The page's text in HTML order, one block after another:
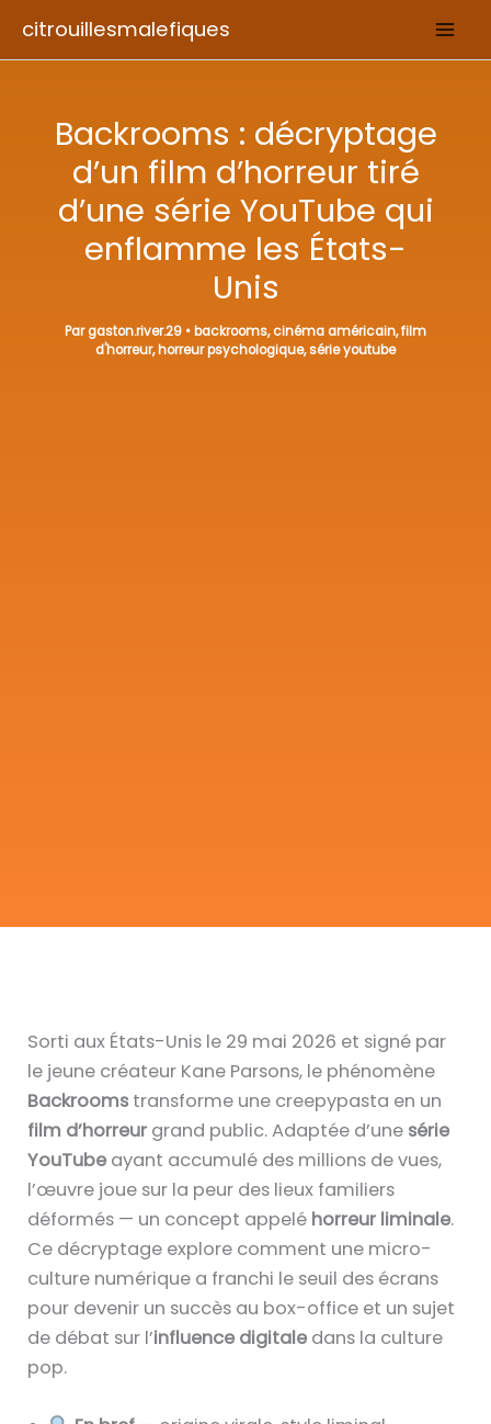
citrouillesmalefiques
Backrooms : décryptage
d’un film d’horreur tiré
d’une série YouTube qui
enflamme les États-
Unis
Pargaston.river.29 • backrooms,cinéma américain,film
d'horreur,horreur psychologique,série youtube
Sorti aux États-Unis le 29 mai 2026 et signé par
le jeune créateur Kane Parsons, le phénomène
Backrooms transforme une creepypasta en un
film d’horreur grand public. Adaptée d’une série
YouTube ayant accumulé des millions de vues,
l’œuvre joue sur la peur des lieux familiers
déformés — un concept appelé horreur liminale.
Ce décryptage explore comment une micro-
culture numérique a franchi le seuil des écrans
pour devenir un succès au box-office et un sujet
de débat sur l’influence digitale dans la culture
pop.